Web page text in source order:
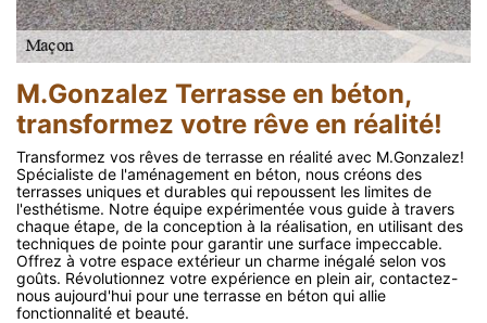
M.Gonzalez Terrasse en béton,
transformez votre rêve en réalité!
Transformez vos rêves de terrasse en réalité avec M.Gonzalez!
Spécialiste de l'aménagement en béton, nous créons des
terrasses uniques et durables qui repoussent les limites de
l'esthétisme. Notre équipe expérimentée vous guide à travers
chaque étape, de la conception à la réalisation, en utilisant des
techniques de pointe pour garantir une surface impeccable.
Offrez à votre espace extérieur un charme inégalé selon vos
goûts. Révolutionnez votre expérience en plein air, contactez-
nous aujourd'hui pour une terrasse en béton qui allie
fonctionnalité et beauté.